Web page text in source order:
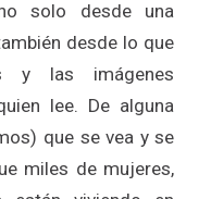
solo desde una
desde lo que
y las imágenes
lee. De alguna
que se vea y se
miles de mujeres,